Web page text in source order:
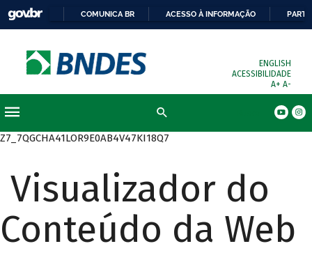
COMUNICA BR ACESSO À INFORMAÇÃO
ENGLISH
ACESSIBILIDADE
A+ A-
Z7_7QGCHA41LOR9E0AB4V47KI18Q7
Visualizador do
Conteúdo da Web